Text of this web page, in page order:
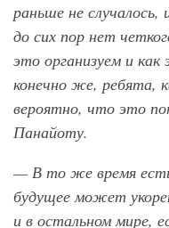
раньше не
до сих пор нет
это организуем и
конечно же, ребята,
вероятно, что это
Панайоту.
— В то же время
будущее может
и в остальном мире,